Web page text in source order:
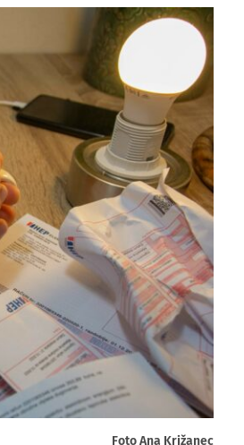
Foto Ana Križanec